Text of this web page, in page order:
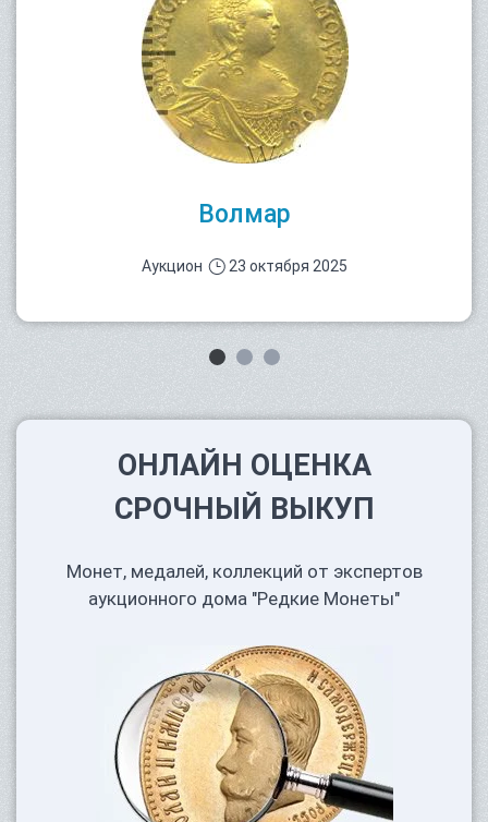
Волмар
Аукцион 23 октября 2025
ОНЛАЙН ОЦЕНКА
СРОЧНЫЙ ВЫКУП
Монет, медалей, коллекций от экспертов
аукционного дома "Редкие Монеты"